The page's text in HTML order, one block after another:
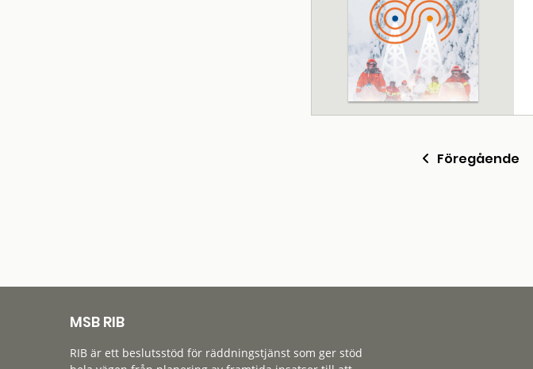
Föregående
MSB RIB
RIB är ett beslutsstöd för räddningstjänst som ger stöd